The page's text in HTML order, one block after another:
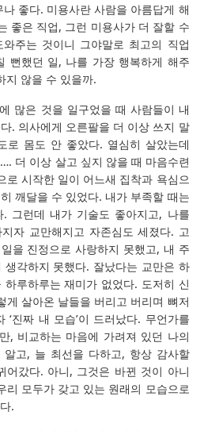
좋다. 미용사란 사람을 아름답게 해
좋은 직업, 그런 미용사가 더 잘할 수
주는 것이니 그야말로 최고의 직업
뻔했던 일, 나를 가장 행복하게 해주
지 않을 수 있을까.
많은 것을 일구었을 때 사람들이 내
. 의사에게 오른팔을 더 이상 쓰지 말
로 몸도 안 좋았다. 열심히 살았는데
더 이상 살고 싶지 않을 때 마음수련
로 시작한 일이 어느새 집착과 욕심으
깨달을 수 있었다. 내가 부족할 때는
그런데 내가 기술도 좋아지고, 나를
자 교만해지고 자존심도 세졌다. 고
을 진정으로 사랑하지 못했고, 내 주
생각하지 못했다. 잘났다는 교만은 하
루하루는 재미가 없었다. 도저히 신
게 살아온 날들을 버리고 버리며 뼈저
‘진짜 내 모습’이 드러났다. 무언가를
, 비교하는 마음에 가려져 있던 나의
고, 늘 최선을 다하고, 항상 감사할
어갔다. 아니, 그것은 바뀐 것이 아니
리 모두가 갖고 있는 원래의 모습으로
.